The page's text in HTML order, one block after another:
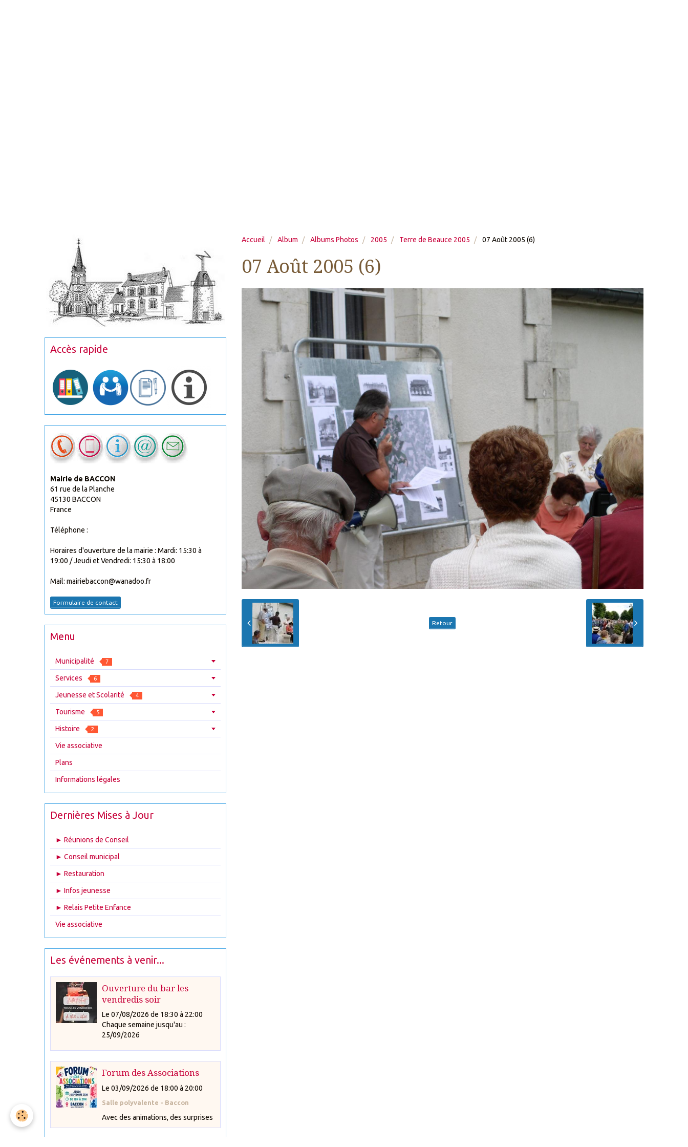
Accueil Album Albums Photos 2005 Terre de Beauce 2005 07 Août 2005 (6)
07 Août 2005 (6)
Retour
Accès rapide
Mairie de BACCON
61 rue de la Planche
45130 BACCON
France
Téléphone :
Horaires d'ouverture de la mairie : Mardi: 15:30 à
19:00 / Jeudi et Vendredi: 15:30 à 18:00
Mail: mairiebaccon@wanadoo.fr
Formulaire de contact
Menu
Municipalité 7
Services 6
Jeunesse et Scolarité 4
Tourisme 5
Histoire 2
Vie associative
Plans
Informations légales
Dernières Mises à Jour
► Réunions de Conseil
► Conseil municipal
► Restauration
► Infos jeunesse
► Relais Petite Enfance
Vie associative
Les événements à venir...
Ouverture du bar les
vendredis soir
Le 07/08/2026 de 18:30 à 22:00
Chaque semaine jusqu'au :
25/09/2026
Forum des Associations
Le 03/09/2026 de 18:00 à 20:00
Salle polyvalente - Baccon
Avec des animations, des surprises